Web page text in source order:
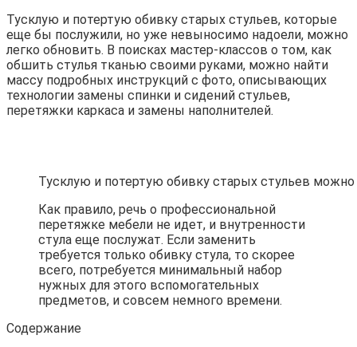
Тусклую и потертую обивку старых стульев, которые
еще бы послужили, но уже невыносимо надоели, можно
легко обновить. В поисках мастер-классов о том, как
обшить стулья тканью своими руками, можно найти
массу подробных инструкций с фото, описывающих
технологии замены спинки и сидений стульев,
перетяжки каркаса и замены наполнителей.
Тусклую и потертую обивку старых стульев можно
Как правило, речь о профессиональной
перетяжке мебели не идет, и внутренности
стула еще послужат. Если заменить
требуется только обивку стула, то скорее
всего, потребуется минимальный набор
нужных для этого вспомогательных
предметов, и совсем немного времени.
Содержание